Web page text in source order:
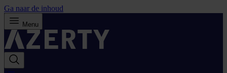
Ga naar de inhoud
Menu